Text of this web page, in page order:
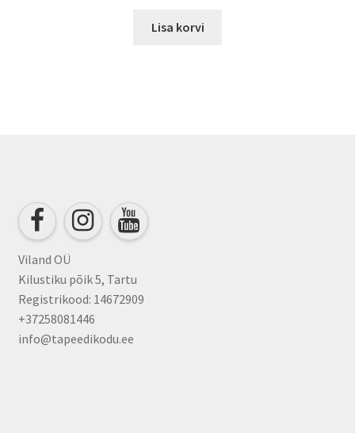
Lisa korvi
Viland OÜ
Kilustiku põik 5, Tartu
Registrikood: 14672909
+37258081446
info@tapeedikodu.ee